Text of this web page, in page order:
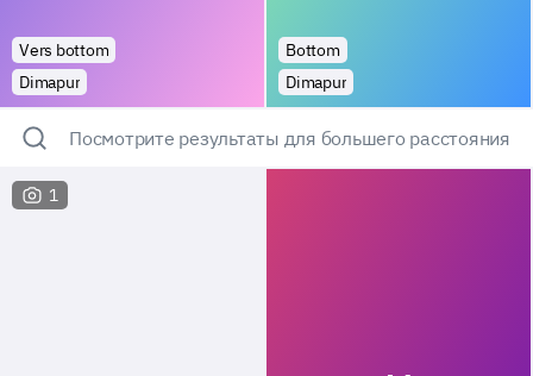
Vers bottom
Dimapur
Bottom
Dimapur
Посмотрите результаты для большего расстояния
1